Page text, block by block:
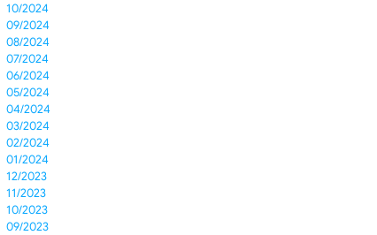
10/2024
09/2024
08/2024
07/2024
06/2024
05/2024
04/2024
03/2024
02/2024
01/2024
12/2023
11/2023
10/2023
09/2023